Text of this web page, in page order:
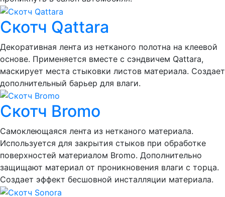
Скотч Qattara
Декоративная лента из нетканого полотна на клеевой
основе. Применяется вместе с сэндвичем Qattara,
маскирует места стыковки листов материала. Создает
дополнительный барьер для влаги.
Скотч Bromo
Самоклеющаяся лента из нетканого материала.
Используется для закрытия стыков при обработке
поверхностей материалом Bromo. Дополнительно
защищают материал от проникновения влаги с торца.
Создает эффект бесшовной инсталляции материала.